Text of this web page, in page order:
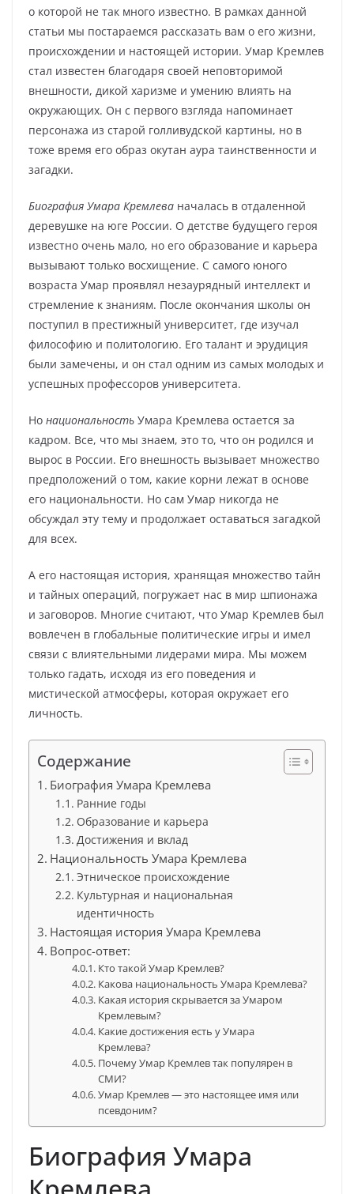
о которой не так много известно. В рамках данной
статьи мы постараемся рассказать вам о его жизни,
происхождении и настоящей истории. Умар Кремлев
стал известен благодаря своей неповторимой
внешности, дикой харизме и умению влиять на
окружающих. Он с первого взгляда напоминает
персонажа из старой голливудской картины, но в
тоже время его образ окутан аура таинственности и
загадки.
Биография Умара Кремлева началась в отдаленной
деревушке на юге России. О детстве будущего героя
известно очень мало, но его образование и карьера
вызывают только восхищение. С самого юного
возраста Умар проявлял незаурядный интеллект и
стремление к знаниям. После окончания школы он
поступил в престижный университет, где изучал
философию и политологию. Его талант и эрудиция
были замечены, и он стал одним из самых молодых и
успешных профессоров университета.
Но национальность Умара Кремлева остается за
кадром. Все, что мы знаем, это то, что он родился и
вырос в России. Его внешность вызывает множество
предположений о том, какие корни лежат в основе
его национальности. Но сам Умар никогда не
обсуждал эту тему и продолжает оставаться загадкой
для всех.
А его настоящая история, хранящая множество тайн
и тайных операций, погружает нас в мир шпионажа
и заговоров. Многие считают, что Умар Кремлев был
вовлечен в глобальные политические игры и имел
связи с влиятельными лидерами мира. Мы можем
только гадать, исходя из его поведения и
мистической атмосферы, которая окружает его
личность.
Содержание
Биография Умара Кремлева
Ранние годы
Образование и карьера
Достижения и вклад
Национальность Умара Кремлева
Этническое происхождение
Культурная и национальная
идентичность
Настоящая история Умара Кремлева
Вопрос-ответ:
Кто такой Умар Кремлев?
Какова национальность Умара Кремлева?
Какая история скрывается за Умаром
Кремлевым?
Какие достижения есть у Умара
Кремлева?
Почему Умар Кремлев так популярен в
СМИ?
Умар Кремлев — это настоящее имя или
псевдоним?
Биография Умара